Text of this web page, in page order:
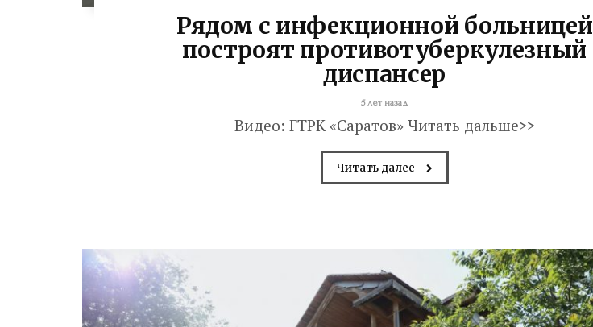
Рядом с инфекционной больницей
построят противотуберкулезный
диспансер
5 лет назад
Видео: ГТРК «Саратов» Читать дальше>>
Читать далее